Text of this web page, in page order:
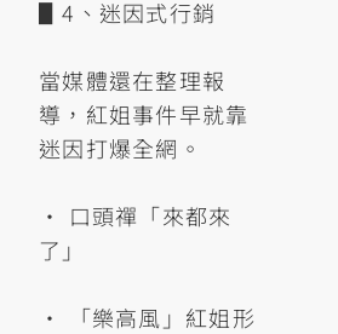
▋4、迷因式行銷
當媒體還在整理報
導，紅姐事件早就靠
迷因打爆全網。
• 口頭禪「來都來
了」
• 「樂高風」紅姐形